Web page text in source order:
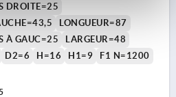
DROITE=25
LONGUEUR=87
À GAUC=25
LARGEUR=48
D2=6 H=16 H1=9
F1 N=1200